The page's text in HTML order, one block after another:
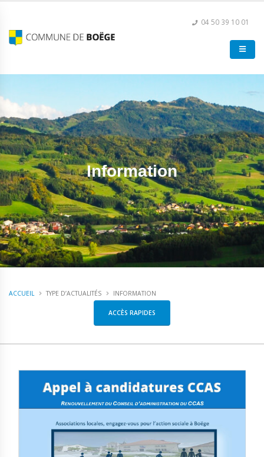
04 50 39 10 01
Information
ACCUEIL TYPE D’ACTUALITÉS INFORMATION
ACCÈS RAPIDES